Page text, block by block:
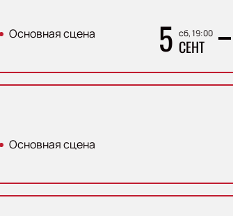
Основная сцена 5 сб, 19:00
СЕНТ
Основная сцена